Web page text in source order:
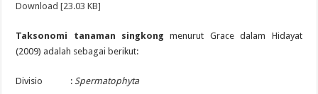
Download [23.03 KB]
Taksonomi tanaman singkong menurut Grace dalam Hidayat
(2009) adalah sebagai berikut:
Divisio :Spermatophyta